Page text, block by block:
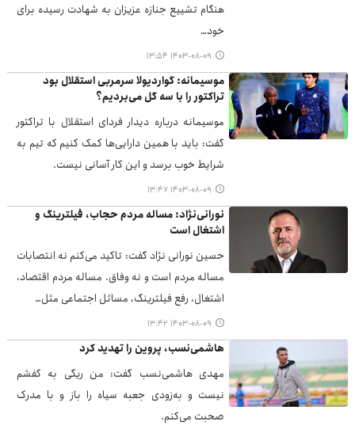
هنگام تشییع جنازه عزیزان به شهادت رسیده برای
خود…
۱۴۰۳-۰۸-۰۹ ۱۳:۵۴
موسیمانه: گواردیولا سرمربی استقلال بود
تراکتور را با سه گل می‌بردیم؟
موسیمانه درباره دیدار فردای استقلال با تراکتور
گفت: باید با همین دارایی‌ها کمک کنیم که تیم به
شرایط خوب برسد و این کار آسانی نیست.
۱۴۰۳-۰۸-۰۹ ۱۳:۴۷
نورانی‌نژاد: مساله مردم حجاب، فیلترینگ و
اشتغال است
حسین نورانی نژاد گفت: تاکید می‌کنم نه انتصابات
مساله مردم است و نه وفاق. مساله مردم اقتصاد،
اشتغال، رفع فیلترینگ، مسائل اجتماعی مثل…
۱۴۰۳-۰۸-۰۹ ۱۳:۴۲
هاشمی‌نسب، پروین را تهدید کرد
مهدی هاشمی‌نسب گفت: من ریگی به کفشم
نیست و به‌زودی جعبه سیاه را باز و با مدرک
صحبت می‌کنم.